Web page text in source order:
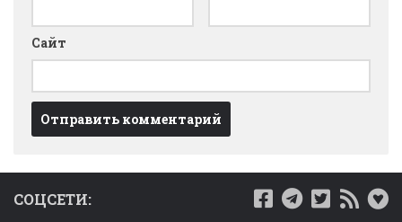
Сайт
СОЦСЕТИ: